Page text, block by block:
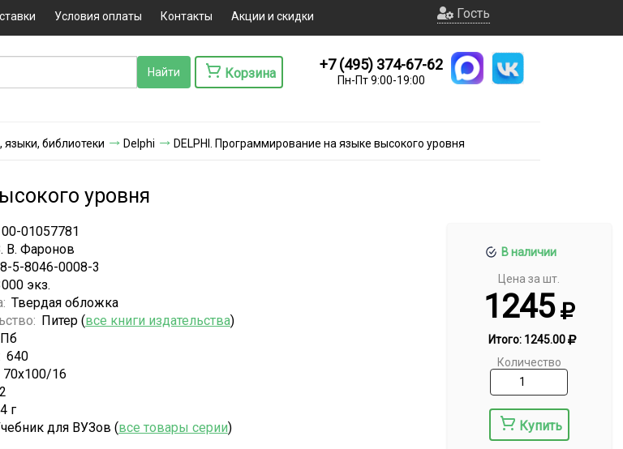
Условия оплаты Контакты Акции и скидки Гость
Корзина
+7 (495) 374-67-62
Пн-Пт 9:00-19:00
библиотеки Delphi DELPHI. Программирование на языке высокого уровня
уровня
В наличии
Цена за шт.
1245
Итого: 1245.00
Количество
Купить
00-01057781
В. Фаронов
5-8046-0008-3
экз.
Твердая обложка
Питер (все книги издательства)
640
70х100/16
г
для ВУЗов (все товары серии)